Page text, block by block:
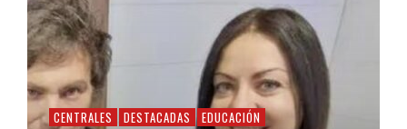
CENTRALES DESTACADAS EDUCACIÓN